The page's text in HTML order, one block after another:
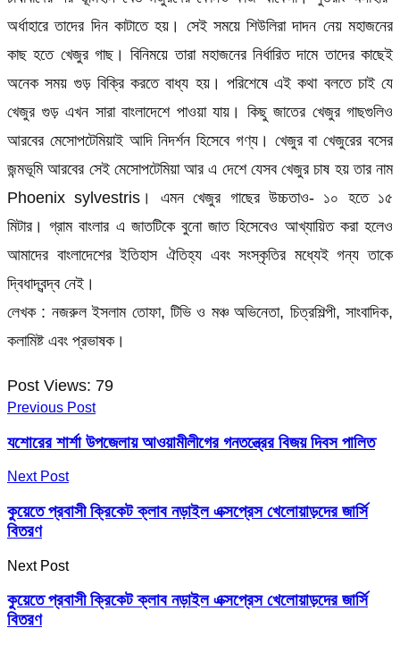
অর্ধাহারে তাদের দিন কাটাতে হয়। সেই সময়ে শিউলিরা দাদন নেয় মহাজনের
কাছ হতে খেজুর গাছ। বিনিময়ে তারা মহাজনের নির্ধারিত দামে তাদের কাছেই
অনেক সময় গুড় বিক্রি করতে বাধ্য হয়। পরিশেষে এই কথা বলতে চাই যে
খেজুর গুড় এখন সারা বাংলাদেশে পাওয়া যায়। কিছু জাতের খেজুর গাছগুলিও
আরবের মেসোপটেমিয়াই আদি নিদর্শন হিসেবে গণ্য। খেজুর বা খেজুরের বসের
জন্মভূমি আরবের সেই মেসোপটেমিয়া আর এ দেশে যেসব খেজুর চাষ হয় তার নাম
Phoenix sylvestris। এমন খেজুর গাছের উচ্চতাও- ১০ হতে ১৫
মিটার। গ্রাম বাংলার এ জাতটিকে বুনো জাত হিসেবেও আখ্যায়িত করা হলেও
আমাদের বাংলাদেশের ইতিহাস ঐতিহ্য এবং সংস্কৃতির মধ্যেই গন্য তাকে
দ্বিধাদ্বন্দ্ব নেই।
লেখক : নজরুল ইসলাম তোফা, টিভি ও মঞ্চ অভিনেতা, চিত্রশিল্পী, সাংবাদিক,
কলামিষ্ট এবং প্রভাষক।
Post Views: 79
Previous Post
যশোরের শার্শা উপজেলায় আওয়ামীলীগের গনতন্ত্রের বিজয় দিবস পালিত
Next Post
কুয়েতে প্রবাসী ক্রিকেট ক্লাব নড়াইল এক্সপ্রেস খেলোয়াড়দের জার্সি
বিতরণ
Next Post
কুয়েতে প্রবাসী ক্রিকেট ক্লাব নড়াইল এক্সপ্রেস খেলোয়াড়দের জার্সি
বিতরণ